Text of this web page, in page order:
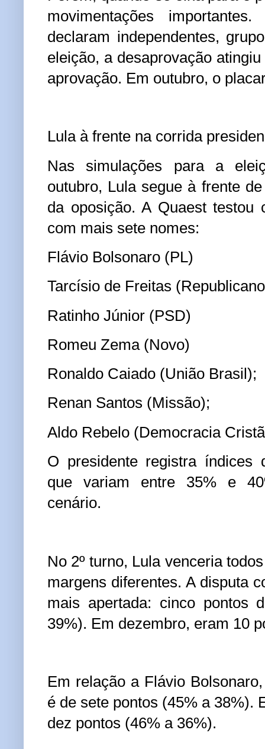
movimentações
declaram independentes,
eleição, a desaprovação
aprovação. Em outubro, o
Lula à frente na corrida
Nas simulações para a
outubro, Lula segue à frente
da oposição. A Quaest testou
com mais sete nomes:
Flávio Bolsonaro (PL)
Tarcísio de Freitas
Ratinho Júnior (PSD)
Romeu Zema (Novo)
Ronaldo Caiado (União Brasil);
Renan Santos (Missão);
Aldo Rebelo (Democracia
O presidente registra índices
que variam entre 35% e
cenário.
No 2º turno, Lula venceria
margens diferentes. A disputa
mais apertada: cinco pontos
39%). Em dezembro, eram 10
Em relação a Flávio
é de sete pontos (45% a 38%).
dez pontos (46% a 36%).